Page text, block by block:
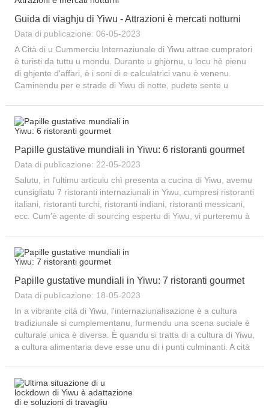
Guida di viaghju di Yiwu - Attrazioni è mercati notturni
Data di publicazione: 06-05-2023
A Cità di u Cummerciu Internaziunale di Yiwu attrae cumpratori
è turisti da tuttu u mondu. Durante u ghjornu, u locu hè pienu
di ghjente d'affari, è i soni di e calculatrici vanu è venenu.
Caminendu per e strade di Yiwu di notte, pudete sente u
Papille gustative mundiali in Yiwu: 6 ristoranti gourmet
Data di publicazione: 22-05-2023
Salutu, in l'ultimu articulu chì presenta a cucina di Yiwu, avemu
cunsigliatu 7 ristoranti internaziunali in Yiwu, cumpresi ristoranti
italiani, ristoranti turchi, ristoranti indiani, ristoranti messicani,
ecc. Cum'è agente di sourcing espertu di Yiwu, vi purteremu à
Papille gustative mundiali in Yiwu: 7 ristoranti gourmet
Data di publicazione: 18-05-2023
In a vibrante cità di Yiwu, l'internaziunalisazione è a cultura
tradiziunale si cumplementanu, furmendu una scena suciale è
culturale unica è diversa. È quandu si tratta di a cultura di Yiwu,
a cultura alimentaria deve esse unu di i punti culminanti. A cità